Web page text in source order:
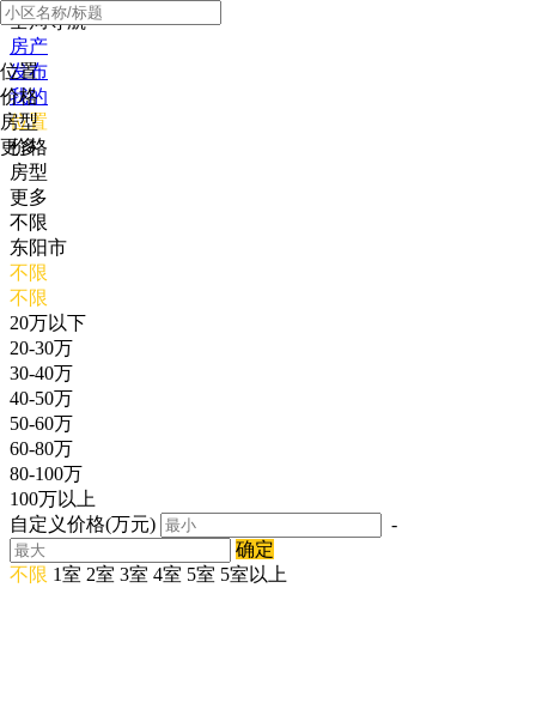
全局导航
房产
发布
我的
位置
价格
房型
更多
位置
价格
房型
更多
不限
东阳市
不限
不限
20万以下
20-30万
30-40万
40-50万
50-60万
60-80万
80-100万
100万以上
自定义价格(万元)
-
确定
不限 1室 2室 3室 4室 5室 5室以上